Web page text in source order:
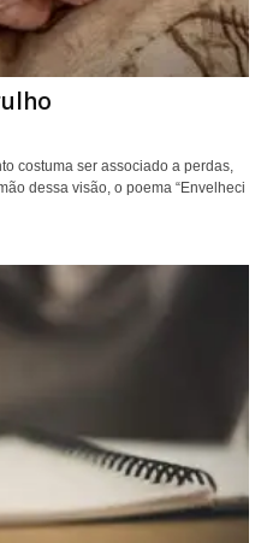
costuma ser associado a perdas,
dessa visão, o poema “Envelheci